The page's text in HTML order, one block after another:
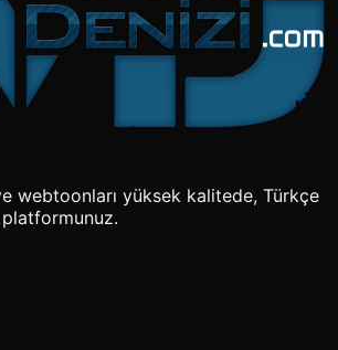
webtoonları yüksek kalitede, Türkçe